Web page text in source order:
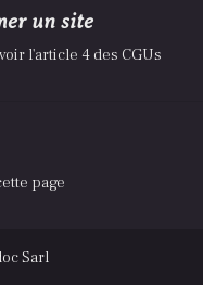
un site
l'article 4 des CGUs
page
Sarl